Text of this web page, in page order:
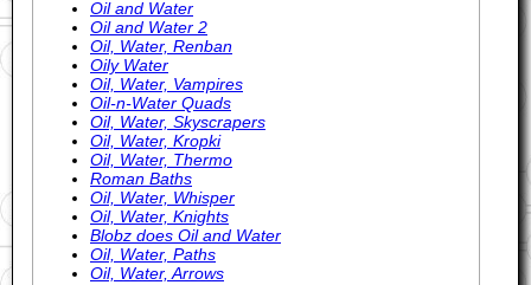
Oil and Water
Oil and Water 2
Oil, Water, Renban
Oily Water
Oil, Water, Vampires
Oil-n-Water Quads
Oil, Water, Skyscrapers
Oil, Water, Kropki
Oil, Water, Thermo
Roman Baths
Oil, Water, Whisper
Oil, Water, Knights
Blobz does Oil and Water
Oil, Water, Paths
Oil, Water, Arrows